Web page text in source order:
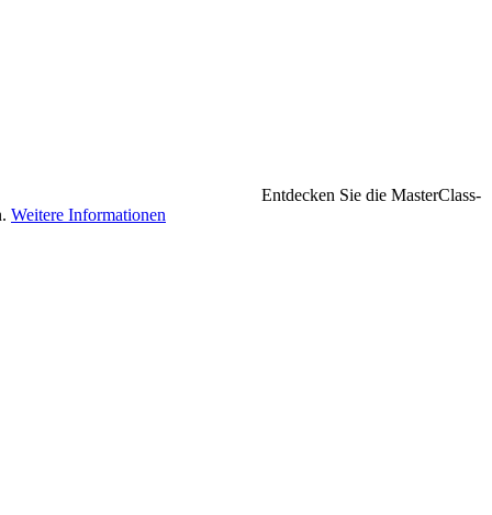
Entdecken Sie die MasterClass-
Weitere Informationen